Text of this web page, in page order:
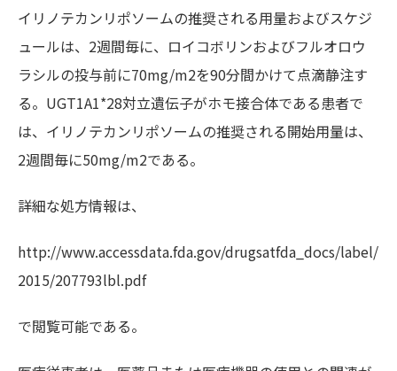
イリノテカンリポソームの推奨される用量およびスケジ
ュールは、2週間毎に、ロイコボリンおよびフルオロウ
ラシルの投与前に70mg/m2を90分間かけて点滴静注す
る。UGT1A1*28対立遺伝子がホモ接合体である患者で
は、イリノテカンリポソームの推奨される開始用量は、
2週間毎に50mg/m2である。
詳細な処方情報は、
http://www.accessdata.fda.gov/drugsatfda_docs/label/
2015/207793lbl.pdf
で閲覧可能である。